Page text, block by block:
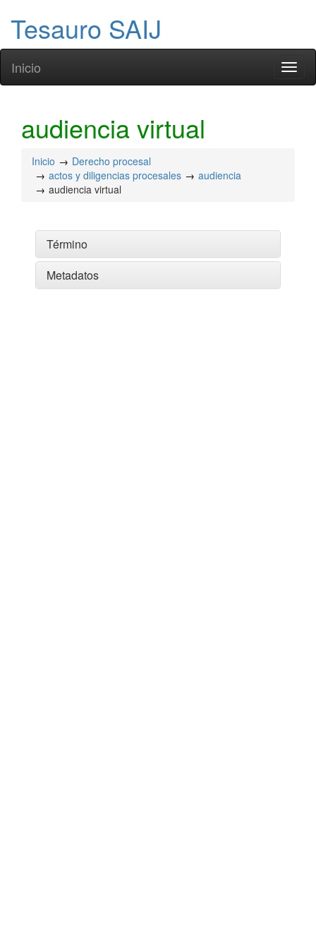
Tesauro SAIJ
Inicio
audiencia virtual
Inicio
Derecho procesal
actos y diligencias procesales
audiencia
audiencia virtual
Término
Metadatos